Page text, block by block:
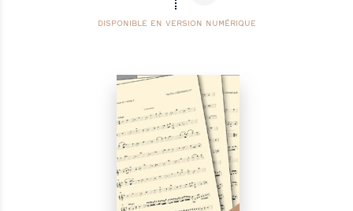
DISPONIBLE EN VERSION NUMÉRIQUE